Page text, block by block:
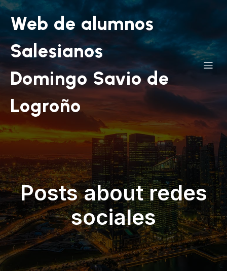
Web de alumnos
Salesianos
Domingo Savio de
Logroño
Posts about redes
sociales